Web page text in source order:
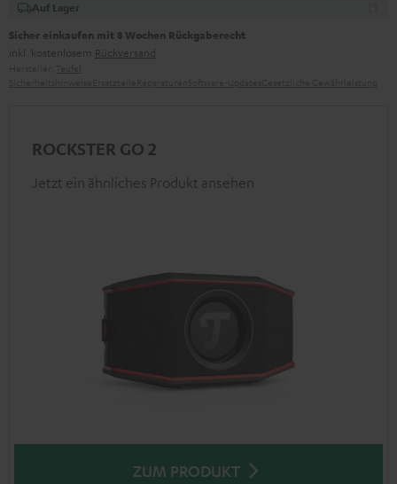
Auf Lager
Sicher einkaufen mit 8 Wochen Rückgaberecht
inkl. kostenlosem Rückversand
ROCKSTER GO 2
Jetzt ein ähnliches Produkt ansehen
ZUM PRODUKT